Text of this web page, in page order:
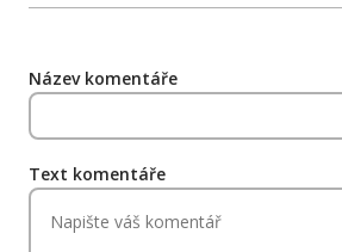
Název komentáře
Text komentáře